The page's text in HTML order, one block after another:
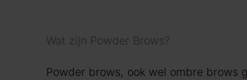
Wat zijn Powder Brows?
Powder brows, ook wel ombre brows